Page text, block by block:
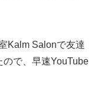
Kalm Salonで友達
で、早速YouTube